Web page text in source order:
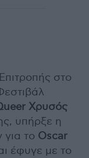
στο
Χρυσός
υπήρξε η
το Oscar
έφυγε με το